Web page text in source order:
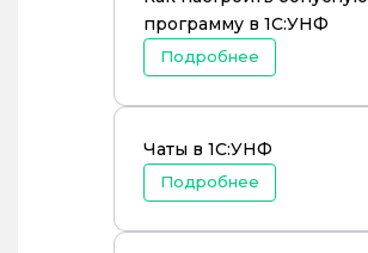
программу в 1С:УНФ
Подробнее
Чаты в 1С:УНФ
Подробнее